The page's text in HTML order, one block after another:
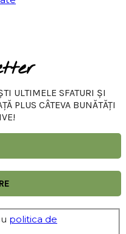
ULTIMELE SFATURI ȘI
PLUS CÂTEVA BUNĂTĂȚI
politica de